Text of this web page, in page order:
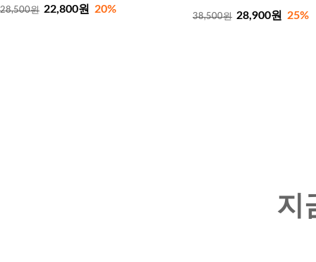
28,500원 22,800원 20%
38,500원 28,900원 25%
지